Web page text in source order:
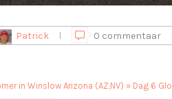
Patrick 0 commentaar
in Winslow Arizona (AZ,NV) » Dag 6